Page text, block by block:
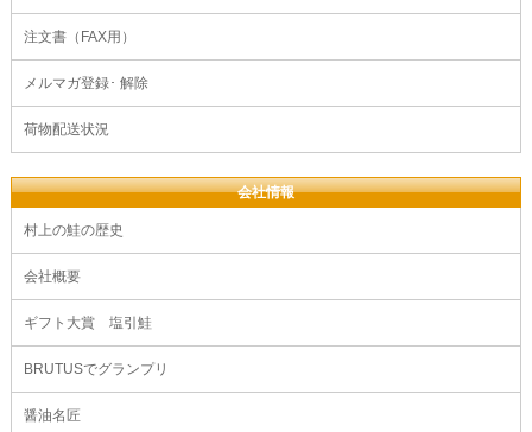
注文書（FAX用）
メルマガ登録･ 解除
荷物配送状況
会社情報
村上の鮭の歴史
会社概要
ギフト大賞 塩引鮭
BRUTUSでグランプリ
醤油名匠